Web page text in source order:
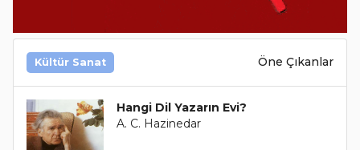
Kültür Sanat Öne Çıkanlar
Hangi Dil Yazarın Evi?
A. C. Hazinedar